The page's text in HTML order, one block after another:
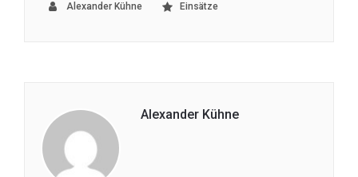
Alexander Kühne Einsätze
Alexander Kühne